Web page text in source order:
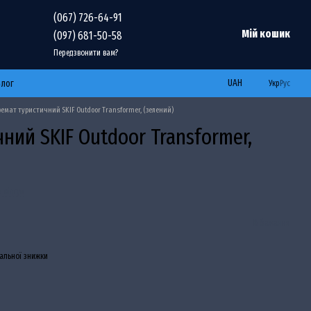
(067) 726-64-91
(097) 681-50-58
Передзвонити вам?
Мій кошик
UAH Укр Рус
туристичний SKIF Outdoor Transformer, (зелений)
SKIF Outdoor Transformer,
знижки